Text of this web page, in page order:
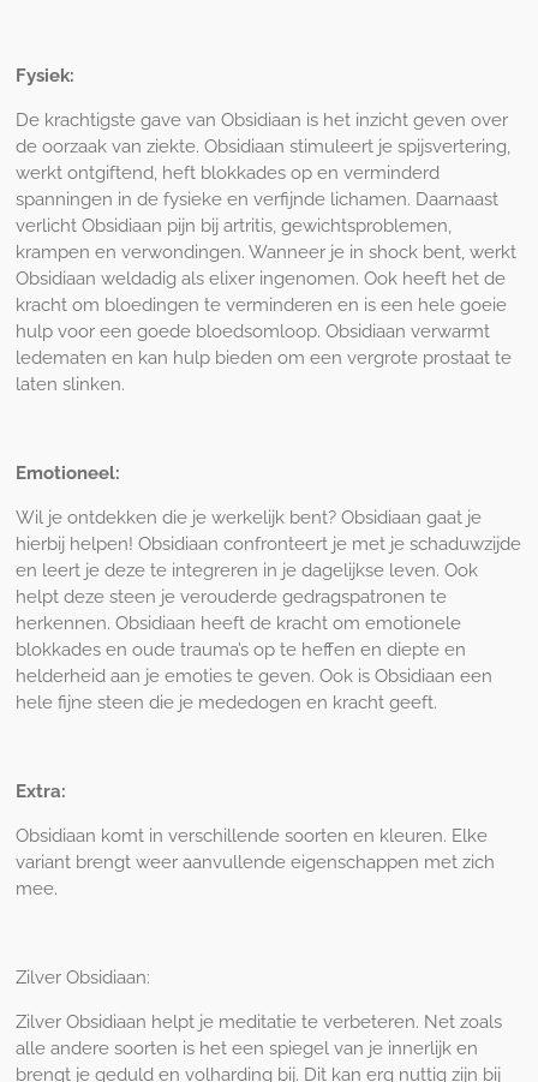
Fysiek:
De krachtigste gave van Obsidiaan is het inzicht geven over
de oorzaak van ziekte. Obsidiaan stimuleert je spijsvertering,
werkt ontgiftend, heft blokkades op en verminderd
spanningen in de fysieke en verfijnde lichamen. Daarnaast
verlicht Obsidiaan pijn bij artritis, gewichtsproblemen,
krampen en verwondingen. Wanneer je in shock bent, werkt
Obsidiaan weldadig als elixer ingenomen. Ook heeft het de
kracht om bloedingen te verminderen en is een hele goeie
hulp voor een goede bloedsomloop. Obsidiaan verwarmt
ledematen en kan hulp bieden om een vergrote prostaat te
laten slinken.
Emotioneel:
Wil je ontdekken die je werkelijk bent? Obsidiaan gaat je
hierbij helpen! Obsidiaan confronteert je met je schaduwzijde
en leert je deze te integreren in je dagelijkse leven. Ook
helpt deze steen je verouderde gedragspatronen te
herkennen. Obsidiaan heeft de kracht om emotionele
blokkades en oude trauma’s op te heffen en diepte en
helderheid aan je emoties te geven. Ook is Obsidiaan een
hele fijne steen die je mededogen en kracht geeft.
Extra:
Obsidiaan komt in verschillende soorten en kleuren. Elke
variant brengt weer aanvullende eigenschappen met zich
mee.
Zilver Obsidiaan:
Zilver Obsidiaan helpt je meditatie te verbeteren. Net zoals
alle andere soorten is het een spiegel van je innerlijk en
brengt je geduld en volharding bij. Dit kan erg nuttig zijn bij